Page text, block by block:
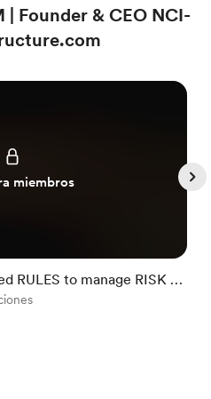
| Founder & CEO NCI-
miembros
RULES to manage RISK by